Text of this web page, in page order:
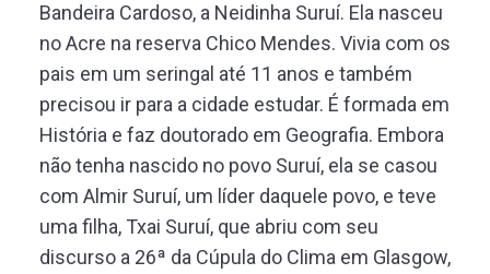
Bandeira Cardoso, a Neidinha Suruí. Ela nasceu
no Acre na reserva Chico Mendes. Vivia com os
pais em um seringal até 11 anos e também
precisou ir para a cidade estudar. É formada em
História e faz doutorado em Geografia. Embora
não tenha nascido no povo Suruí, ela se casou
com Almir Suruí, um líder daquele povo, e teve
uma filha, Txai Suruí, que abriu com seu
discurso a 26ª da Cúpula do Clima em Glasgow,